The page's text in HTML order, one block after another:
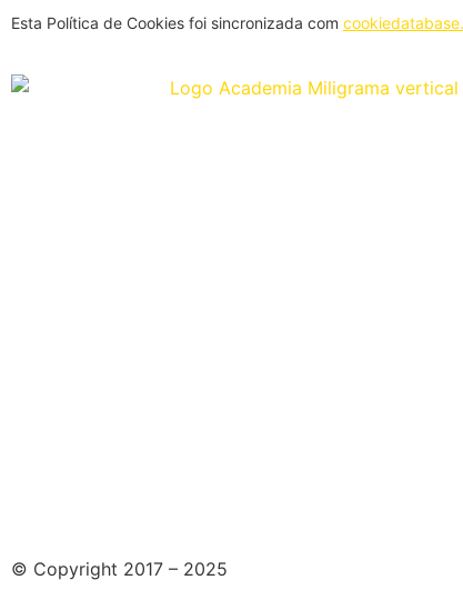
Esta Política de Cookies foi sincronizada com
© Copyright 2017 – 2025